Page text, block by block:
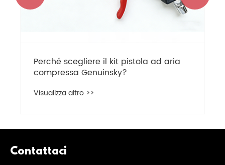
Perché scegliere il kit pistola ad aria
compressa Genuinsky?
Visualizza altro >>
Contattaci